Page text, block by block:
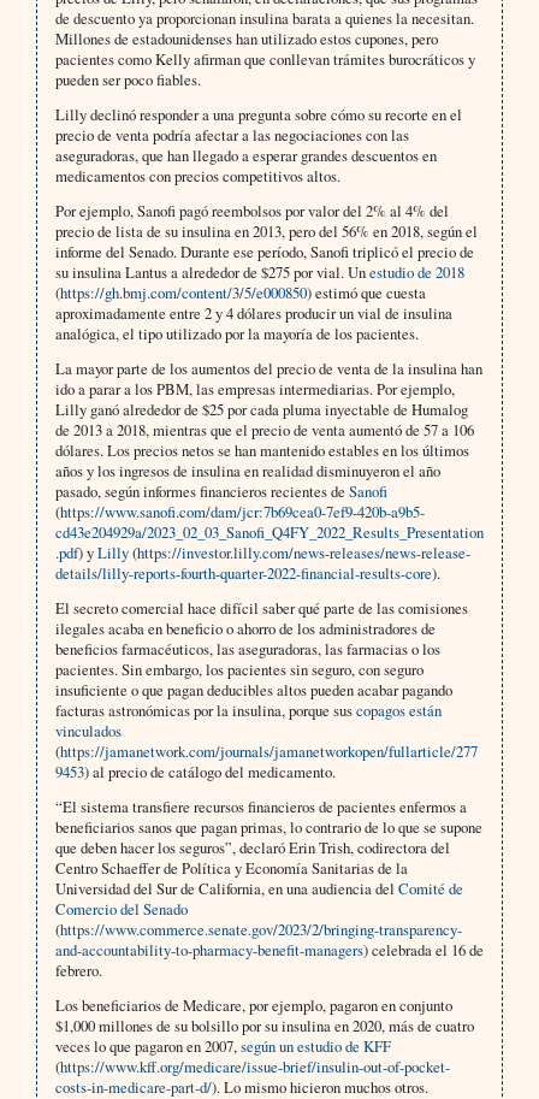
de descuento ya proporcionan insulina barata a quienes la necesitan.
Millones de estadounidenses han utilizado estos cupones, pero
pacientes como Kelly afirman que conllevan trámites burocráticos y
pueden ser poco fiables.
Lilly declinó responder a una pregunta sobre cómo su recorte en el
precio de venta podría afectar a las negociaciones con las
aseguradoras, que han llegado a esperar grandes descuentos en
medicamentos con precios competitivos altos.
Por ejemplo, Sanofi pagó reembolsos por valor del 2% al 4% del
precio de lista de su insulina en 2013, pero del 56% en 2018, según el
informe del Senado. Durante ese período, Sanofi triplicó el precio de
su insulina Lantus a alrededor de $275 por vial. Unestudio de 2018
(https://gh.bmj.com/content/3/5/e000850) estimó que cuesta
aproximadamente entre 2 y 4 dólares producir un vial de insulina
analógica, el tipo utilizado por la mayoría de los pacientes.
La mayor parte de los aumentos del precio de venta de la insulina han
ido a parar a los PBM, las empresas intermediarias. Por ejemplo,
Lilly ganó alrededor de $25 por cada pluma inyectable de Humalog
de 2013 a 2018, mientras que el precio de venta aumentó de 57 a 106
dólares. Los precios netos se han mantenido estables en los últimos
años y los ingresos de insulina en realidad disminuyeron el año
pasado, según informes financieros recientes de Sanofi
(https://www.sanofi.com/dam/jcr:7b69cea0-7ef9-420b-a9b5-
cd43e204929a/2023_02_03_Sanofi_Q4FY_2022_Results_Presentation
.pdf) yLilly(https://investor.lilly.com/news-releases/news-release-
details/lilly-reports-fourth-quarter-2022-financial-results-core).
El secreto comercial hace difícil saber qué parte de las comisiones
ilegales acaba en beneficio o ahorro de los administradores de
beneficios farmacéuticos, las aseguradoras, las farmacias o los
pacientes. Sin embargo, los pacientes sin seguro, con seguro
insuficiente o que pagan deducibles altos pueden acabar pagando
facturas astronómicas por la insulina, porque suscopagos están
vinculados
(https://jamanetwork.com/journals/jamanetworkopen/fullarticle/277
9453) al precio de catálogo del medicamento.
“El sistema transfiere recursos financieros de pacientes enfermos a
beneficiarios sanos que pagan primas, lo contrario de lo que se supone
que deben hacer los seguros”, declaró Erin Trish, codirectora del
Centro Schaeffer de Política y Economía Sanitarias de la
Universidad del Sur de California, en una audiencia del Comité de
Comercio del Senado
(https://www.commerce.senate.gov/2023/2/bringing-transparency-
and-accountability-to-pharmacy-benefit-managers) celebrada el 16 de
febrero.
Los beneficiarios de Medicare, por ejemplo, pagaron en conjunto
$1,000 millones de su bolsillo por su insulina en 2020, más de cuatro
veces lo que pagaron en 2007,según un estudio de KFF
(https://www.kff.org/medicare/issue-brief/insulin-out-of-pocket-
costs-in-medicare-part-d/). Lo mismo hicieron muchos otros.